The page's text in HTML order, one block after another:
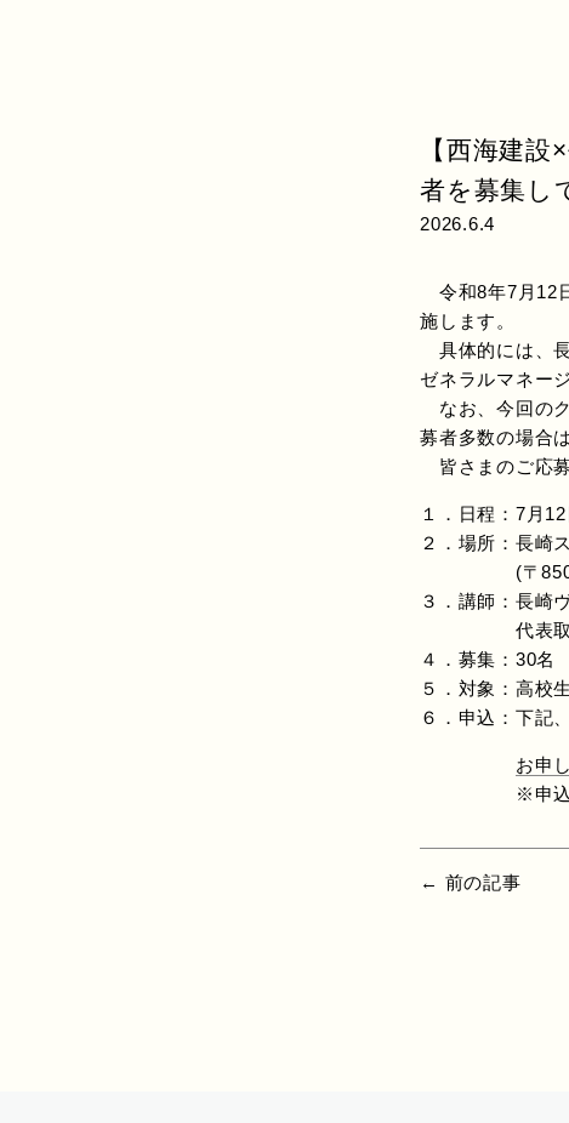
【西海建
者を募集し
2026.6.4
令和8年7月12
施します。
具体的には、
ゼネラルマネー
なお、今回の
募者多数の場合
皆さまのご応
１．日程：7月
２．場所：長崎
(〒850-
３．講師：長崎
代表取締役社
４．募集：30名
５．対象：高校
６．申込：下記
お申
※申込期限
← 前の記事